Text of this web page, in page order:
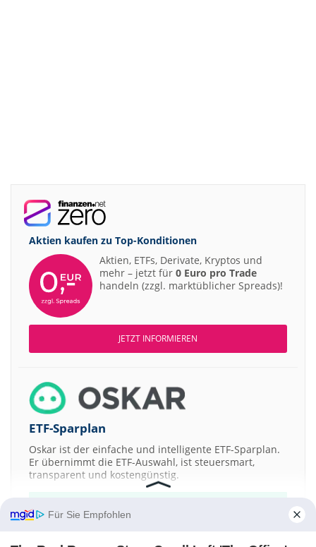
Aktien kaufen zu Top-Konditionen
Aktien, ETFs, Derivate, Kryptos und
mehr – jetzt für 0 Euro pro Trade
handeln (zzgl. marktüblicher Spreads)!
JETZT INFORMIEREN
ETF-Sparplan
Oskar ist der einfache und intelligente ETF-Sparplan.
Er übernimmt die ETF-Auswahl, ist steuersmart,
transparent und kostengünstig.
Für Sie Empfohlen